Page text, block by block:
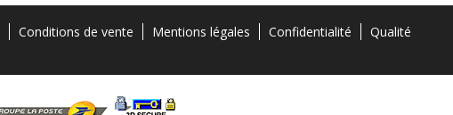
Conditions de vente Mentions légales Confidentialité
Qualité